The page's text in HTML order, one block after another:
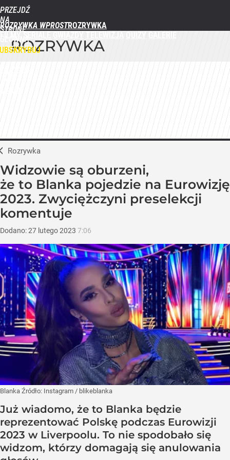
PRZEJDŹ
NA
STRONĘ
GŁÓWNĄ
WPROST.PL
ROZRYWKA WPROST
ROZRYWKA
Rozrywka
Widzowie są oburzeni,
że to Blanka pojedzie na Eurowizję
2023. Zwyciężczyni preselekcji
komentuje
Dodano:27 lutego2023 7:06
Blanka Źródło: Instagram / blikeblanka
Już wiadomo, że to Blanka będzie
reprezentować Polskę podczas Eurowizji
2023 w Liverpoolu. To nie spodobało się
widzom, którzy domagają się anulowania